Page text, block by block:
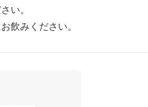
い。
飲みください。